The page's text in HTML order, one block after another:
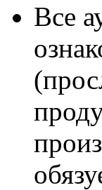
Все